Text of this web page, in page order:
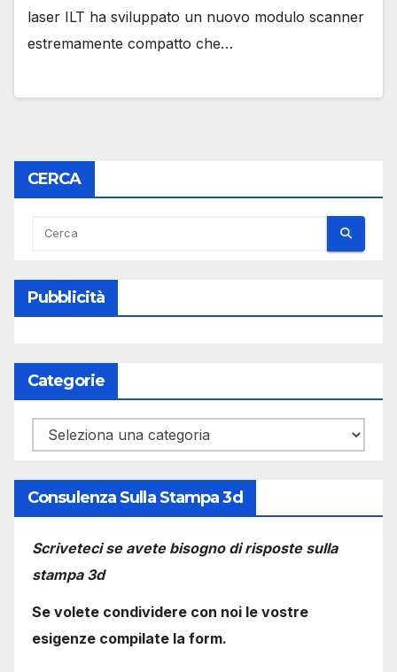
laser ILT ha sviluppato un nuovo modulo scanner
estremamente compatto che…
CERCA
Pubblicità
Categorie
Categorie
Consulenza Sulla Stampa 3d
Scriveteci se avete bisogno di risposte sulla
stampa 3d
Se volete condividere con noi le vostre
esigenze compilate la form.